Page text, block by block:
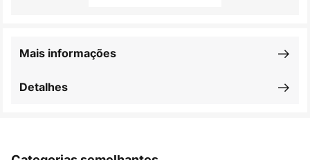
Detalhes
Mais informações